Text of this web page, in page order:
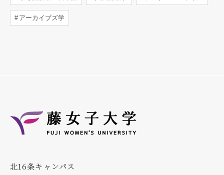
アーカイブズ学
北16条キャンパス